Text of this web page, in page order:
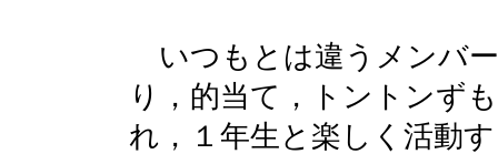
いつもとは違うメンバ
り，的当て，トントンず
れ，１年生と楽しく活動